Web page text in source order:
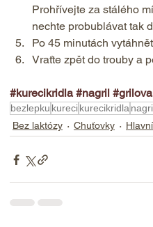
Prohřívejte za stálého
nechte probublávat tak
Po 45 minutách
Vraťte zpět do trouby a
#kurecikridla #nagril
bezlepku kurecikurecikridla
Bez laktózy
Chuťovky